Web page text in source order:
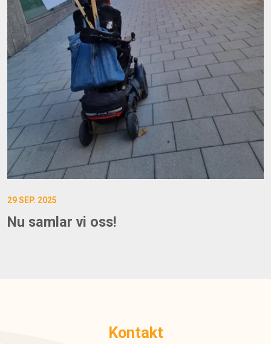
29 SEP. 2025
Nu samlar vi oss!
Kontakt